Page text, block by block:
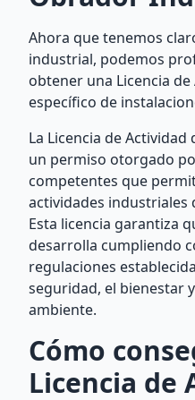
Ahora que tenemos
industrial, podemos
obtener una Licencia
específico de
La Licencia de
un permiso otorgado
competentes que
actividades industriales
Esta licencia garantiza
desarrolla cumpliendo
regulaciones
seguridad, el bienestar
ambiente.
Cómo
Licencia de